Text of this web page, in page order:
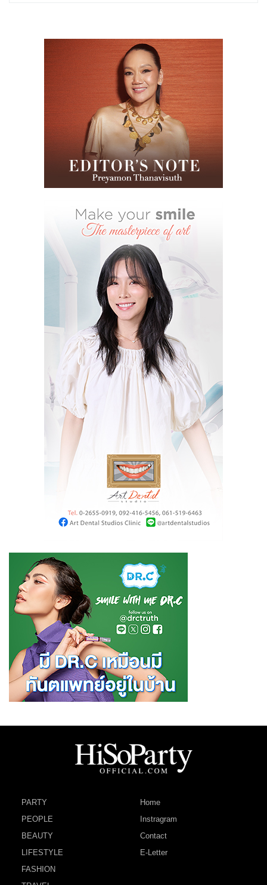
PARTY
PEOPLE
BEAUTY
LIFESTYLE
FASHION
Home
Instragram
Contact
E-Letter